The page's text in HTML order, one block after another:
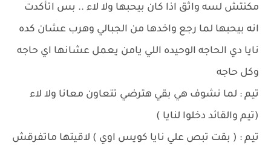
مكنتش لسه واثق اذا كان بيحبها ولا لاء .. بس اتأكدت
انه بيحبها لما رجع واخدها من الجبالي وهرب عشان كده
نايا دي الحاجه الوحيده اللي يامن يعمل عشانها اي حاجه
وكل حاجه
تيم : لما نشوف هي بقي هترضي تتعاون معانا ولا لاء
(تيم والقائد دخلوا لنايا )
تيم : ( بقت تبص علي نايا كويس اوي ) لاقيتها ماتفرقش